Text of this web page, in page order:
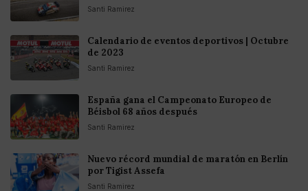
Santi Ramirez
Calendario de eventos deportivos | Octubre
de 2023
Santi Ramirez
España gana el Campeonato Europeo de
Béisbol 68 años después
Santi Ramirez
Nuevo récord mundial de maratón en Berlín
por Tigist Assefa
Santi Ramirez